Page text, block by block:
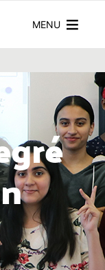
MENU